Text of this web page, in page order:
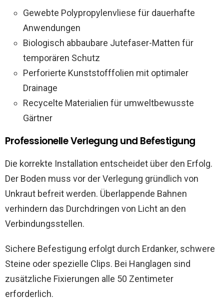
Gewebte Polypropylenvliese für dauerhafte
Anwendungen
Biologisch abbaubare Jutefaser-Matten für
temporären Schutz
Perforierte Kunststofffolien mit optimaler
Drainage
Recycelte Materialien für umweltbewusste
Gärtner
Professionelle Verlegung und Befestigung
Die korrekte Installation entscheidet über den Erfolg.
Der Boden muss vor der Verlegung gründlich von
Unkraut befreit werden. Überlappende Bahnen
verhindern das Durchdringen von Licht an den
Verbindungsstellen.
Sichere Befestigung erfolgt durch Erdanker, schwere
Steine oder spezielle Clips. Bei Hanglagen sind
zusätzliche Fixierungen alle 50 Zentimeter
erforderlich.